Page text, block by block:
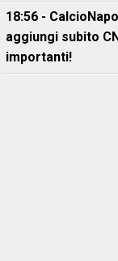
18:56 -
aggiungi subito
importanti!